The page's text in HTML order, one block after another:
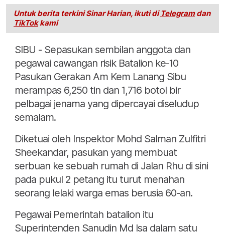
Untuk berita terkini Sinar Harian, ikuti di Telegramdan
TikTokkami
SIBU - Sepasukan sembilan anggota dan
pegawai cawangan risik Batalion ke-10
Pasukan Gerakan Am Kem Lanang Sibu
merampas 6,250 tin dan 1,716 botol bir
pelbagai jenama yang dipercayai diseludup
semalam.
Diketuai oleh Inspektor Mohd Salman Zulfitri
Sheekandar, pasukan yang membuat
serbuan ke sebuah rumah di Jalan Rhu di sini
pada pukul 2 petang itu turut menahan
seorang lelaki warga emas berusia 60-an.
Pegawai Pemerintah batalion itu
Superintenden Sanudin Md Isa dalam satu